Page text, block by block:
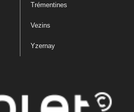
Trémentines
Vezins
Yzernay